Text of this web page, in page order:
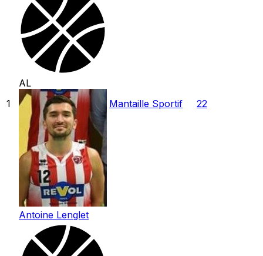
1
AL
Antoine Lenglet
Mantaille Sportif 22